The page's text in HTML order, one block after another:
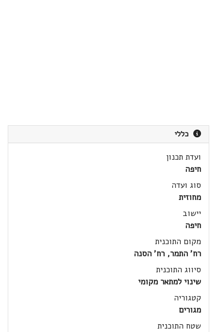
כללי
ועדת תכנון
חיפה
סוג ועדה
מחוזית
יישוב
חיפה
מקום התוכנית
רח' התמר, רח' הסנה
סיווג התוכנית
שינוי למתאר מקומי
קטגוריה
מגורים
שטח התוכנית